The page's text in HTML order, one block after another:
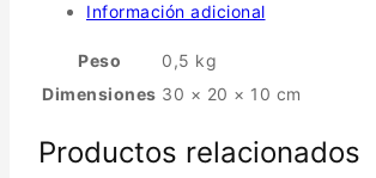
Información adicional
Peso
0,5 kg
Dimensiones 30 × 20 × 10 cm
Productos relacionados